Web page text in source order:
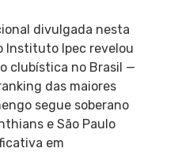
divulgada nesta
Instituto Ipec revelou
clubística no Brasil —
das maiores
segue soberano
e São Paulo
em